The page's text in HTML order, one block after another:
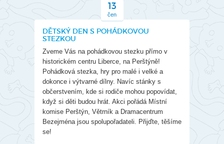
13
čen
DĚTSKÝ DEN S POHÁDKOVOU
STEZKOU
Zveme Vás na pohádkovou stezku přímo v
historickém centru Liberce, na Perštýně!
Pohádková stezka, hry pro malé i velké a
dokonce i výtvarné dílny. Navíc stánky s
občerstvením, kde si rodiče mohou popovídat,
když si děti budou hrát. Akci pořádá Místní
komise Perštýn, Větrník a Dramacentrum
Bezejména jsou spolupořadateli. Přijďte, těšíme
se!